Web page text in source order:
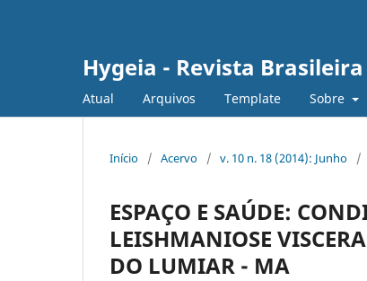
Hygeia - Revista
Atual Arquivos Template Sobre
Início / Acervo / v. 10 n. 18 (2014): Junho /
ESPAÇO E SAÚDE:
LEISHMANIOSE
DO LUMIAR - MA